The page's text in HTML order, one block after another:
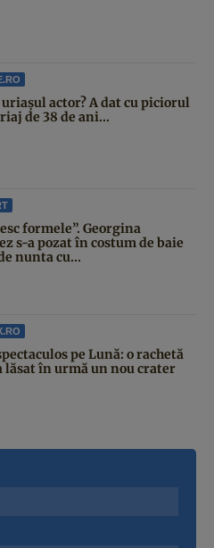
actor? A dat cu piciorul
de 38 de ani...
formele”. Georgina
s-a pozat în costum de baie
nunta cu...
pe Lună: o rachetă
lăsat în urmă un nou crater